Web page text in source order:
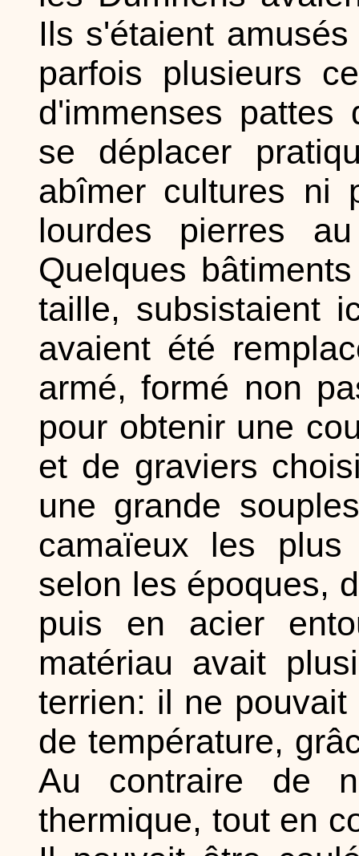
Ils s'étaient
parfois plusieurs
d'immenses pattes
se déplacer
abîmer cultures ni
lourdes pierres
Quelques
taille, subsistaient
avaient été
armé, formé non
pour obtenir une
et de graviers
une grande
camaïeux les plus
selon les époques,
puis en acier
matériau avait
terrien: il ne
de température,
Au contraire de
thermique, tout en